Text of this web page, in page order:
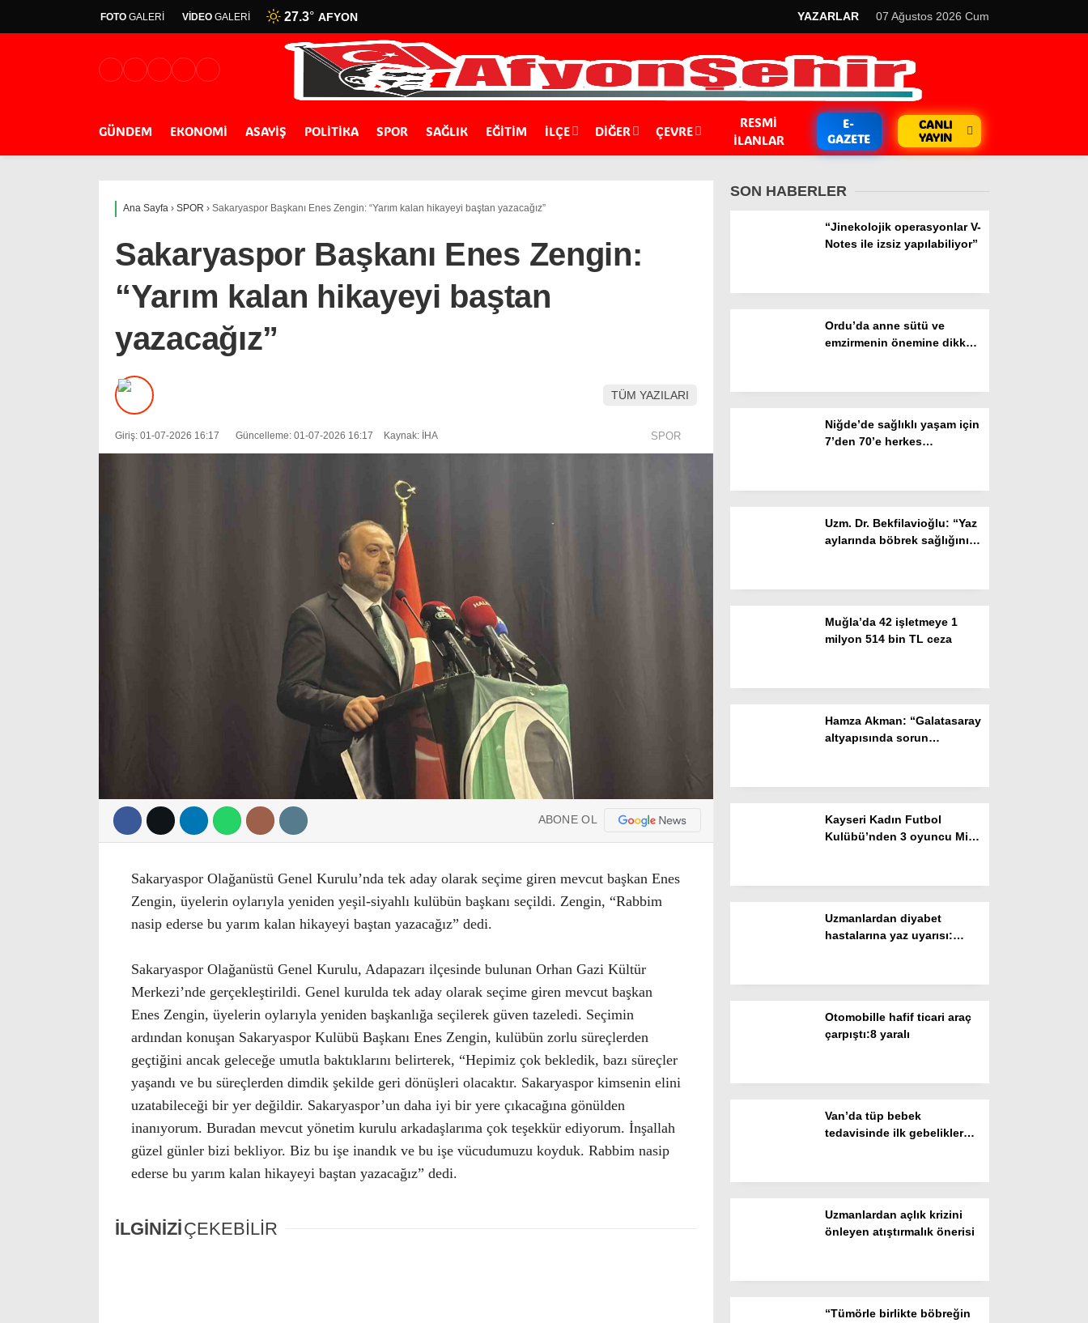
EKONOMİ
Namaz Vakitleri
Nöbetçi Eczaneler
SPOR
Magazin
Hava Durumu
Künye
Teknoloji
FOTO GALERİ VİDEO GALERİ 27.3° AFYON YAZARLAR 07 Ağustos 2026 Cum
GÜNDEM EKONOMİ ASAYİŞ POLİTİKA SPOR SAĞLIK EĞİTİM İLÇE DIĞER ÇEVRE
RESMI
İLANLAR
E-
GAZETE
CANLI
YAYIN
Ana Sayfa › SPOR › Sakaryaspor Başkanı Enes Zengin: “Yarım kalan hikayeyi baştan yazacağız”
Sakaryaspor Başkanı Enes Zengin:
“Yarım kalan hikayeyi baştan
yazacağız”
TÜM YAZILARI
Giriş: 01-07-2026 16:17 Güncelleme: 01-07-2026 16:17 Kaynak: İHA SPOR
ABONE OL
Sakaryaspor Olağanüstü Genel Kurulu’nda tek aday olarak seçime giren mevcut başkan Enes
Zengin, üyelerin oylarıyla yeniden yeşil-siyahlı kulübün başkanı seçildi. Zengin, “Rabbim
nasip ederse bu yarım kalan hikayeyi baştan yazacağız” dedi.
Sakaryaspor Olağanüstü Genel Kurulu, Adapazarı ilçesinde bulunan Orhan Gazi Kültür
Merkezi’nde gerçekleştirildi. Genel kurulda tek aday olarak seçime giren mevcut başkan
Enes Zengin, üyelerin oylarıyla yeniden başkanlığa seçilerek güven tazeledi. Seçimin
ardından konuşan Sakaryaspor Kulübü Başkanı Enes Zengin, kulübün zorlu süreçlerden
geçtiğini ancak geleceğe umutla baktıklarını belirterek, “Hepimiz çok bekledik, bazı süreçler
yaşandı ve bu süreçlerden dimdik şekilde geri dönüşleri olacaktır. Sakaryaspor kimsenin elini
uzatabileceği bir yer değildir. Sakaryaspor’un daha iyi bir yere çıkacağına gönülden
inanıyorum. Buradan mevcut yönetim kurulu arkadaşlarıma çok teşekkür ediyorum. İnşallah
güzel günler bizi bekliyor. Biz bu işe inandık ve bu işe vücudumuzu koyduk. Rabbim nasip
ederse bu yarım kalan hikayeyi baştan yazacağız” dedi.
İLGİNİZİÇEKEBİLİR
SON HABERLER
“Jinekolojik operasyonlar V-
Notes ile izsiz yapılabiliyor”
Ordu’da anne sütü ve
emzirmenin önemine dikkat
Niğde’de sağlıklı yaşam için
7’den 70’e herkes
Uzm. Dr. Bekfilavioğlu: “Yaz
aylarında böbrek sağlığını
Muğla’da 42 işletmeye 1
milyon 514 bin TL ceza
Hamza Akman: “Galatasaray
altyapısında sorun
Kayseri Kadın Futbol
Kulübü’nden 3 oyuncu Milli
Uzmanlardan diyabet
hastalarına yaz uyarısı:
Otomobille hafif ticari araç
çarpıştı:8 yaralı
Van’da tüp bebek
tedavisinde ilk gebelikler
Uzmanlardan açlık krizini
önleyen atıştırmalık önerisi
“Tümörle birlikte böbreğin